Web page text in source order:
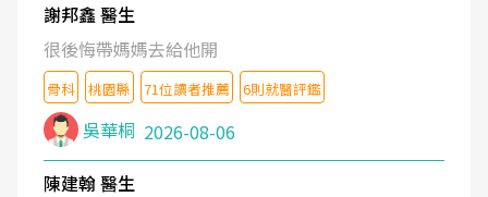
謝邦鑫 醫生
很後悔帶媽媽去給他開
骨科 桃園縣 71位讀者推薦 6則就醫評鑑
吳華桐 2026-08-06
陳建翰 醫生